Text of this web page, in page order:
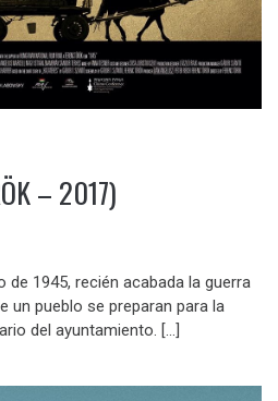
– 2017)
1945, recién acabada la guerra
un pueblo se preparan para la
del ayuntamiento. […]